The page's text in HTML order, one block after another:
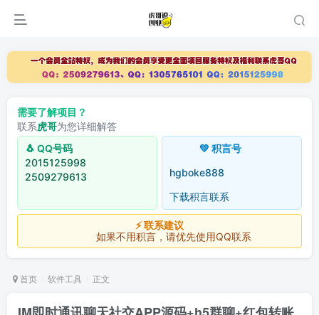
需要了解项目？
联系虎哥为您详细解答
🐧 QQ号码
2015125998
2509279613
💚 积言号
hgboke888
下载积言联系
⚡ 联系建议
如果不用积言，请优先使用QQ联系
首页 软件工具 正文